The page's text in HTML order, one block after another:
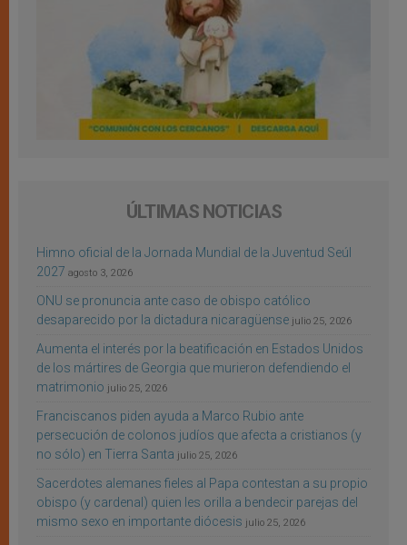
ÚLTIMAS NOTICIAS
Himno oficial de la Jornada Mundial de la Juventud Seúl
2027 agosto 3, 2026
ONU se pronuncia ante caso de obispo católico
desaparecido por la dictadura nicaragüense julio 25, 2026
Aumenta el interés por la beatificación en Estados Unidos
de los mártires de Georgia que murieron defendiendo el
matrimonio julio 25, 2026
Franciscanos piden ayuda a Marco Rubio ante
persecución de colonos judíos que afecta a cristianos (y
no sólo) en Tierra Santa julio 25, 2026
Sacerdotes alemanes fieles al Papa contestan a su propio
obispo (y cardenal) quien les orilla a bendecir parejas del
mismo sexo en importante diócesis julio 25, 2026